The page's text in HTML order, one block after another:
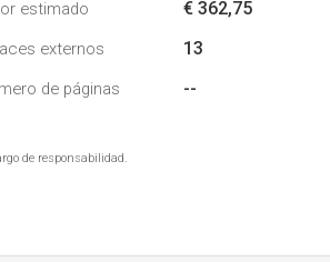
estimado € 362,75
externos 13
de páginas --
de responsabilidad.